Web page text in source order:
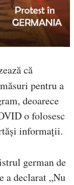
că
pentru a
deoarece
o folosesc
informații.
german de
a declarat „Nu